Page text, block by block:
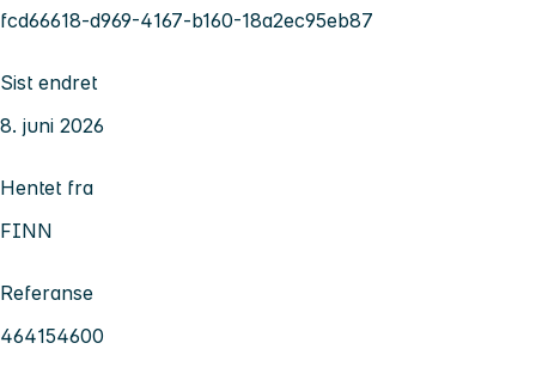
fcd66618-d969-4167-b160-18a2ec95eb87
Sist endret
8. juni 2026
Hentet fra
FINN
Referanse
464154600